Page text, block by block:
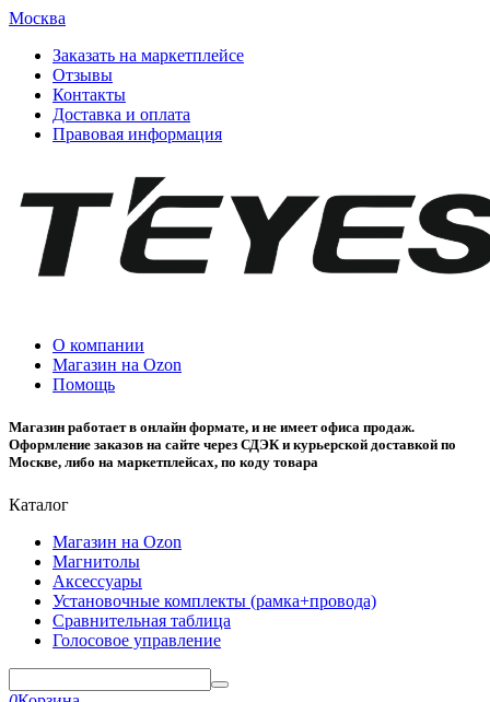
Москва
Заказать на маркетплейсе
Отзывы
Контакты
Доставка и оплата
Правовая информация
О компании
Магазин на Ozon
Помощь
Магазин работает в онлайн формате, и не имеет офиса продаж.
Оформление заказов на сайте через СДЭК и курьерской доставкой по
Москве, либо на маркетплейсах, по коду товара
Каталог
Магазин на Ozon
Магнитолы
Аксессуары
Установочные комплекты (рамка+провода)
Сравнительная таблица
Голосовое управление